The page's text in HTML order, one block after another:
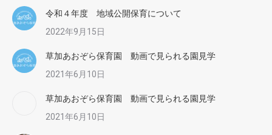
令和４年度 地域公開保育について
2022年9月15日
草加あおぞら保育園 動画で見られる園見学
2021年6月10日
草加あおぞら保育園 動画で見られる園見学
2021年6月10日